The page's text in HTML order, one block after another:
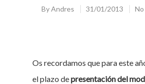
ByAndres 31/01/2013
Os recordamos que para este
el plazo depresentación del